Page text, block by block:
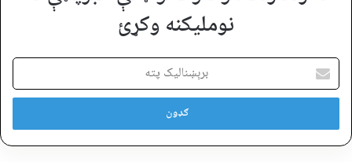
نوملیکنه وکړئ
برېښنالیک
پته